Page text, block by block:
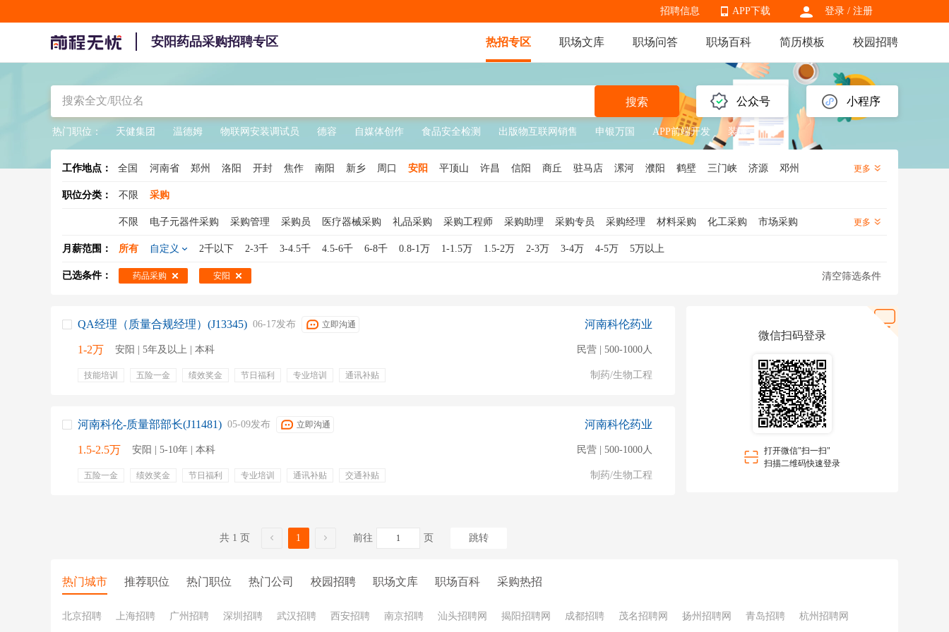
登录 / 注册
APP下载
APP下载
招聘信息
安阳药品采购招聘专区 热招专区 职场文库 职场问答 职场百科 简历模板 校园招聘
公众号 小程序
搜索
热门职位： 天健集团 温德姆 物联网安装调试员 德容 自媒体创作 食品安全检测 出版物互联网销售 申银万国 APP前端开发 装潢
工作地点： 全国 河南省 郑州 洛阳 开封 焦作 南阳 新乡 周口 安阳 平顶山 许昌 信阳 商丘 驻马店 漯河 濮阳 鹤壁 三门峡 济源 邓州 更多
职位分类： 不限 采购
不限 电子元器件采购 采购管理 采购员 医疗器械采购 礼品采购 采购工程师 采购助理 采购专员 采购经理 材料采购 化工采购
市场采购
mro采购
元器件采购 零星采购 采购总监 物资采购 工业品采购 芯片采购 电商采购 服装采购 药品采购 采购数据分析
更多
月薪范围： 所有 自定义 2千以下 2-3千 3-4.5千 4.5-6千 6-8千 0.8-1万 1-1.5万 1.5-2万 2-3万 3-4万 4-5万 5万以上
已选条件： 药品采购 安阳 清空筛选条件
QA经理（质量合规经理）(J13345) 06-17发布 立即沟通
1-2万 安阳 | 5年及以上 | 本科
技能培训 五险一金 绩效奖金 节日福利 专业培训
通讯补贴
河南科伦药业
民营 | 500-1000人
制药/生物工程
河南科伦-质量部部长(J11481) 05-09发布 立即沟通
1.5-2.5万 安阳 | 5-10年 | 本科
五险一金 绩效奖金 节日福利 专业培训 通讯补贴
交通补贴
河南科伦药业
民营 | 500-1000人
制药/生物工程
共 1 页 1 前往 页 跳转
微信扫码登录
打开微信"扫一扫"
扫描二维码快速登录
热门城市 推荐职位 热门职位 热门公司 校园招聘 职场文库 职场百科 采购热招
北京招聘 上海招聘 广州招聘 深圳招聘 武汉招聘 西安招聘 南京招聘 汕头招聘网 揭阳招聘网 成都招聘 茂名招聘网 扬州招聘网 青岛招聘 杭州招聘网